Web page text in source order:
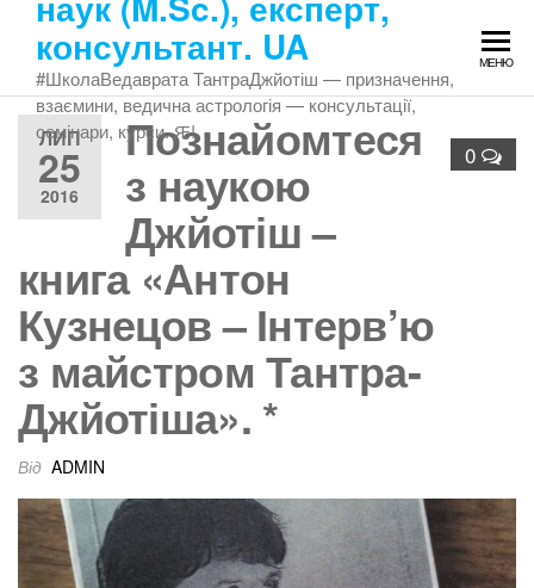
Перейти
змістуконсультант. UA
#ШколаВедаврата ТантраДжйотіш — призначення,
взаємини, ведична астрологія — консультації,
семінари, курси. Ԙ!
МЕНЮ
ЛИП
25
2016
0
Познайомтеся
з наукою
Джйотіш –
книга «Антон
Кузнецов – Інтерв’ю
з майстром Тантра-
Джйотіша». *
Від ADMIN